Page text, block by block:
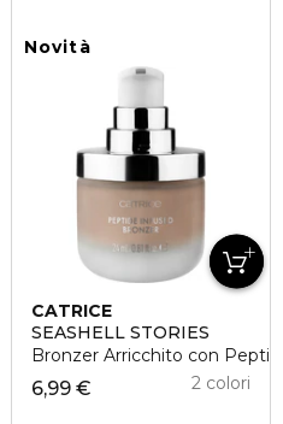
Novità
CATRICE
SEASHELL STORIES
Bronzer Arricchito con Peptidi
6,99 € 2 colori